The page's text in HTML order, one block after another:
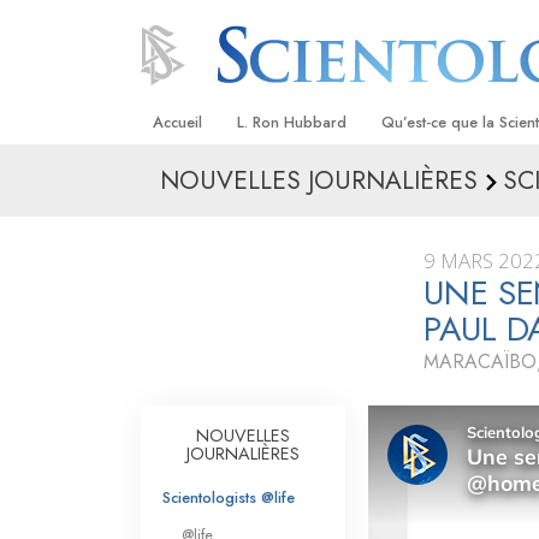
Accueil L. Ron Hubbard Qu’est-ce que la
Croyances et pratiques
Les scientologues et
Rencontrez un
À l’intérieur d’une
Les principes de base
Scientologie
La Dianétique : Une
NOUVELLES JOURNALIÈRES
9 MARS
UNE
PAUL
NOUVELLES
JOURNALIÈRES
Scientologists @life